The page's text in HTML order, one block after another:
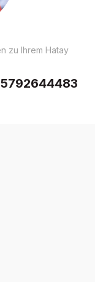
zu Ihrem Hatay